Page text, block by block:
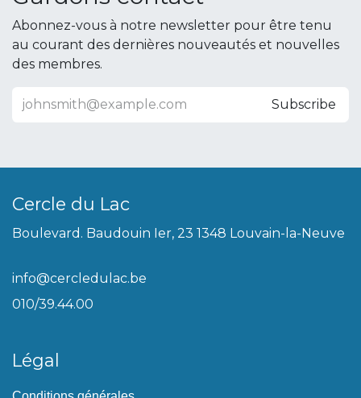
Abonnez-vous à notre newsletter pour être tenu
au courant des dernières nouveautés et nouvelles
des membres.
Subscribe
Cercle du Lac
Boulevard. Baudouin Ier, 23 1348 Louvain-la-Neuve
info@cercledulac.be
010/39.44.00
Légal